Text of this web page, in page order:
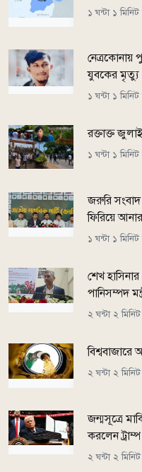
১ ঘন্টা ১
নেত্রকোনায়
যুবকের মৃত্যু
১ ঘন্টা ১
রক্তাক্ত
১ ঘন্টা ১
জরুরি সংবাদ
ফিরিয়ে
১ ঘন্টা ১
শেখ
পানিসম্পদ
২ ঘন্টা ২
২ ঘন্টা ২
জন্মসূত্রে
করলেন ট্রাম্প
২ ঘন্টা ২